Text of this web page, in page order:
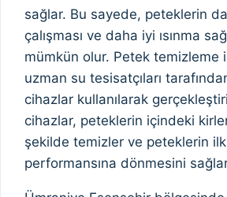
sağlar. Bu sayede, peteklerin
çalışması ve daha iyi ısınma
mümkün olur. Petek temizleme
uzman su tesisatçıları
cihazlar kullanılarak
cihazlar, peteklerin içindeki
şekilde temizler ve peteklerin
performansına dönmesini